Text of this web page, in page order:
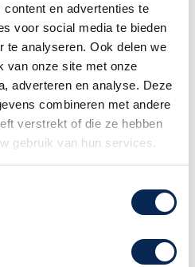
en advertenties te
voor social media te bieden
te analyseren. Ook delen we
van onze site met onze
adverteren en analyse. Deze
combineren met andere
verstrekt of die ze hebben
gebruik van hun services.
Medium Gypsy
& steel roundwound,
030-039-047
de spanning van de
snaren de beste keuze
je een vraag?